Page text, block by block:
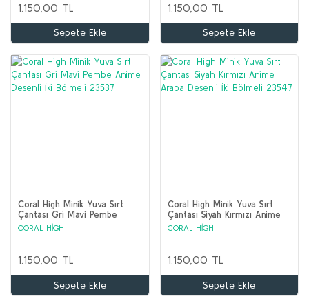
1.150,00 TL
Sepete Ekle
1.150,00 TL
Sepete Ekle
Coral High Minik Yuva Sırt
Çantası Gri Mavi Pembe
Anime Desenli İki Bölmeli
CORAL HİGH
1.150,00 TL
Sepete Ekle
Coral High Minik Yuva Sırt
Çantası Siyah Kırmızı Anime
Araba Desenli İki Bölmeli
CORAL HİGH
1.150,00 TL
Sepete Ekle